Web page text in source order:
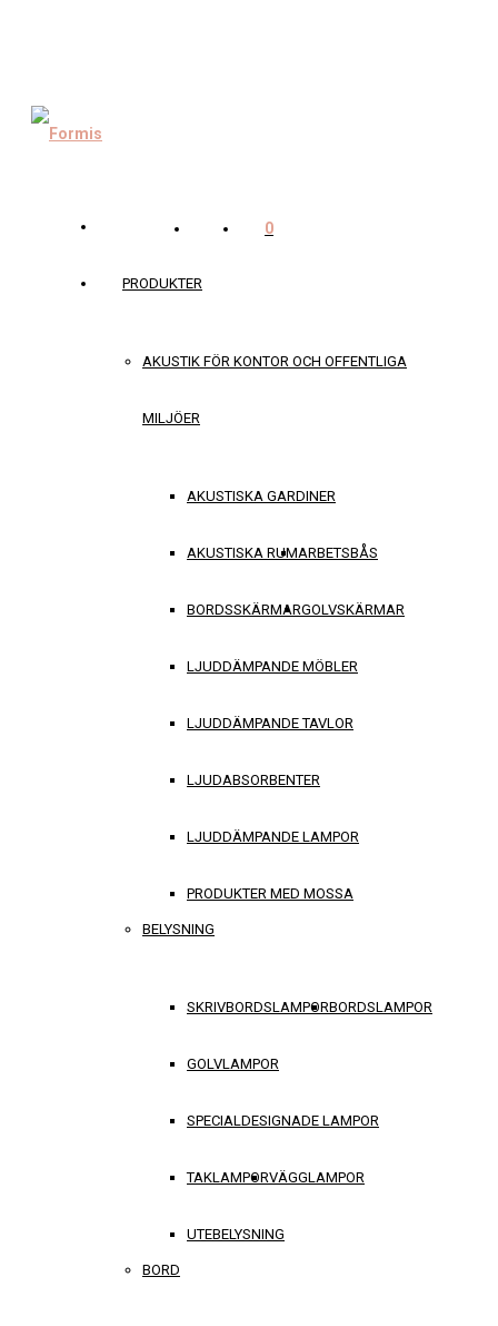
PRODUKTER
AKUSTIK FÖR KONTOR OCH OFFENTLIGA
MILJÖER
AKUSTISKA GARDINER
AKUSTISKA RUMARBETSBÅS
BORDSSKÄRMARGOLVSKÄRMAR
LJUDDÄMPANDE MÖBLER
LJUDDÄMPANDE TAVLOR
LJUDABSORBENTER
LJUDDÄMPANDE LAMPOR
PRODUKTER MED MOSSA
BELYSNING
SKRIVBORDSLAMPORBORDSLAMPOR
GOLVLAMPOR
SPECIALDESIGNADE LAMPOR
TAKLAMPORVÄGGLAMPOR
UTEBELYSNING
BORD
0